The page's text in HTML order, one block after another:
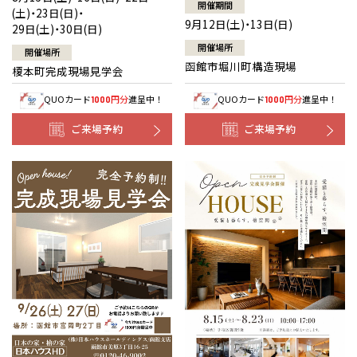
(土)・23日(日)・
29日(土)・30日(日)
開催場所
榎本町完成現場見学会
QUOカード1000円分進呈中！
ご来場予約
開催期間
9月12日(土)・13日(日)
開催場所
函館市堀川町構造現場
QUOカード1000円分進呈中！
ご来場予約